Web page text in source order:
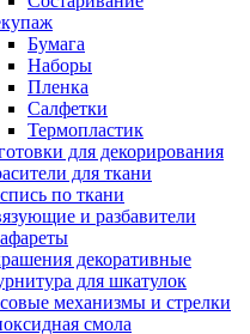
Бумага
Наборы
Пленка
Салфетки
Термопластик
для декорирования
для ткани
по ткани
и разбавители
декоративные
для шкатулок
механизмы и стрелки
смола